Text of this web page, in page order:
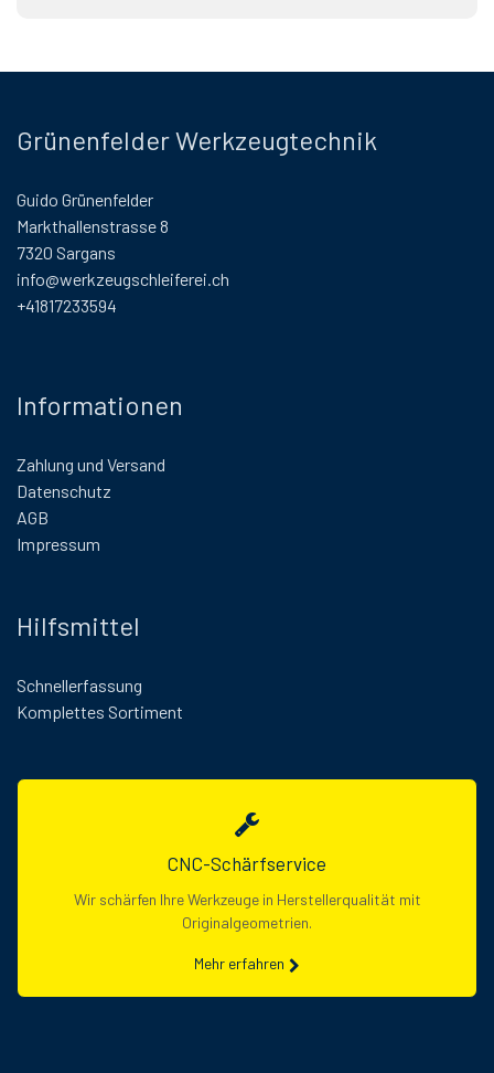
Grünenfelder Werkzeugtechnik
Guido Grünenfelder
Markthallenstrasse 8
7320 Sargans
info@werkzeugschleiferei.ch
+41817233594
Informationen
Zahlung und Versand
Datenschutz
AGB
Impressum
Hilfsmittel
Schnellerfassung
Komplettes Sortiment
CNC-Schärfservice
Wir schärfen Ihre Werkzeuge in Herstellerqualität mit
Originalgeometrien.
Mehr erfahren